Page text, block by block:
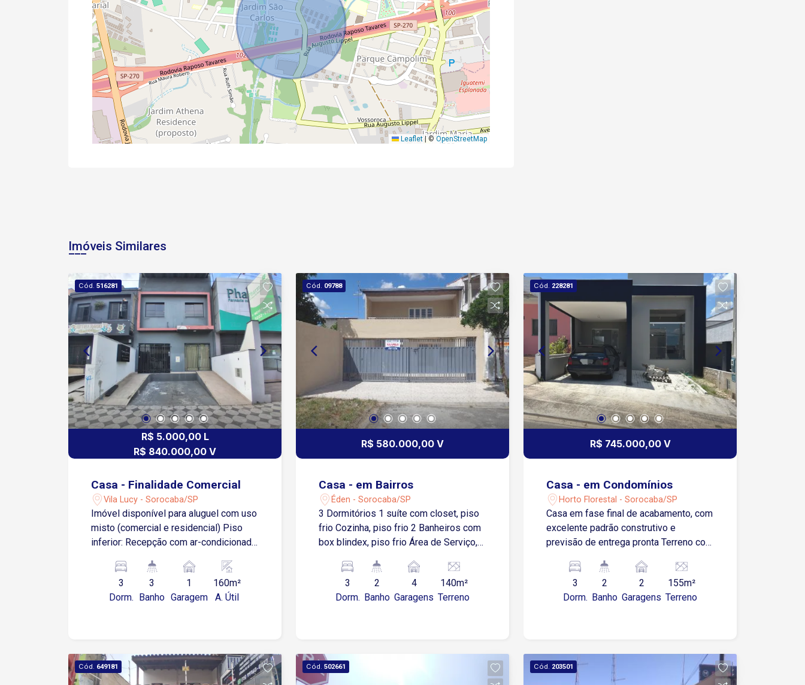
Leaflet | ©OpenStreetMap
Imóveis Similares
Cód. 516281
R$ 5.000,00 L
R$ 840.000,00 V
Casa - Finalidade Comercial
Vila Lucy - Sorocaba/SP
Imóvel disponível para aluguel com uso
misto (comercial e residencial) Piso
inferior: Recepção com ar-condicionado
Lavabo Despensa Cozinha industrial
Lavanderia nos fundos Piso superior: 3
salas que podem ser adaptadas como
ideal para quem deseja unir moradia e
negócio no mesmo espaço Localização
3
Dorm.
3
Banho
1
Garagem
160m²
A. Útil
Cód. 09788
R$ 580.000,00 V
Casa - em Bairros
Éden - Sorocaba/SP
3 Dormitórios 1 suíte com closet, piso
frio Cozinha, piso frio 2 Banheiros com
box blindex, piso frio Área de Serviço,
de Luz Quintal Médio Ótimo Imóvel
Com Cômodos Amplos! Estuda imóvel
de até R$ 300.000,00 em condomínio.
3
Dorm.
2
Banho
4
Garagens
140m²
Terreno
Cód. 228281
R$ 745.000,00 V
Casa - em Condomínios
Horto Florestal - Sorocaba/SP
Casa em fase final de acabamento, com
excelente padrão construtivo e
previsão de entrega pronta Terreno com
Aproximadamente 100 m² de área
construída Sala ampla para dois
ambientes Cozinha 3 quartos bem
carros, sendo 1 vaga coberta
Localizada no Horto Florestal Villagio,
3
Dorm.
2
Banho
2
Garagens
155m²
Terreno
Cód. 649181 Cód. 502661 Cód. 203501